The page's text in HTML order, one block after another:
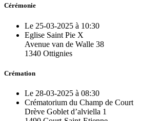
Cérémonie
Le 25-03-2025 à 10:30
Eglise Saint Pie X
Avenue van de Walle 38
1340 Ottignies
Crémation
Le 28-03-2025 à 08:30
Crématorium du Champ de Court
Drève Goblet d’alviella 1